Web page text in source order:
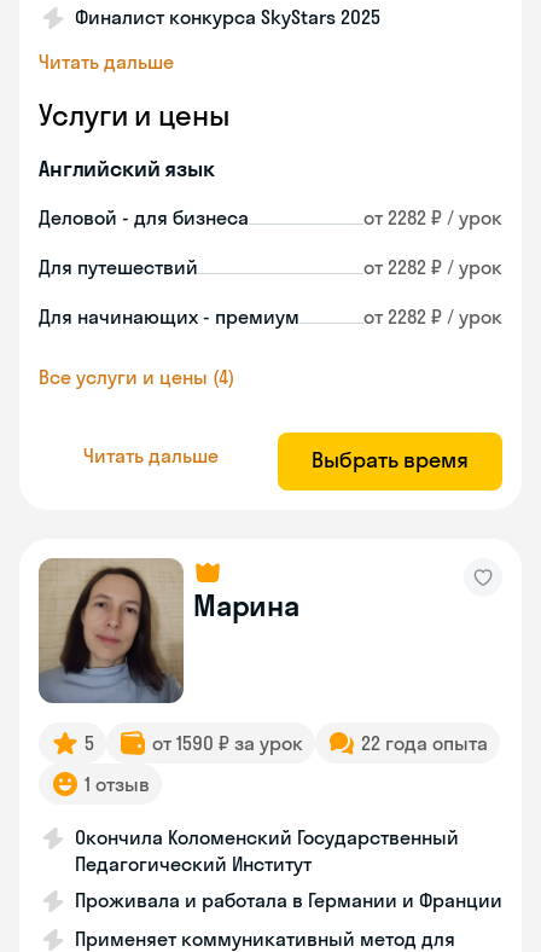
Финалист конкурса SkyStars 2025
Читать дальше
Услуги и цены
Английский язык
Деловой - для бизнеса от 2282 ₽ / урок
Для путешествий от 2282 ₽ / урок
Для начинающих - премиум от 2282 ₽ / урок
Все услуги и цены (4)
Читать дальше Выбрать время
Марина
5 от 1590 ₽ за урок
22 года опыта
1 отзыв
Окончила Коломенский Государственный
Педагогический Институт
Проживала и работала в Германии и Франции
Применяет коммуникативный метод для